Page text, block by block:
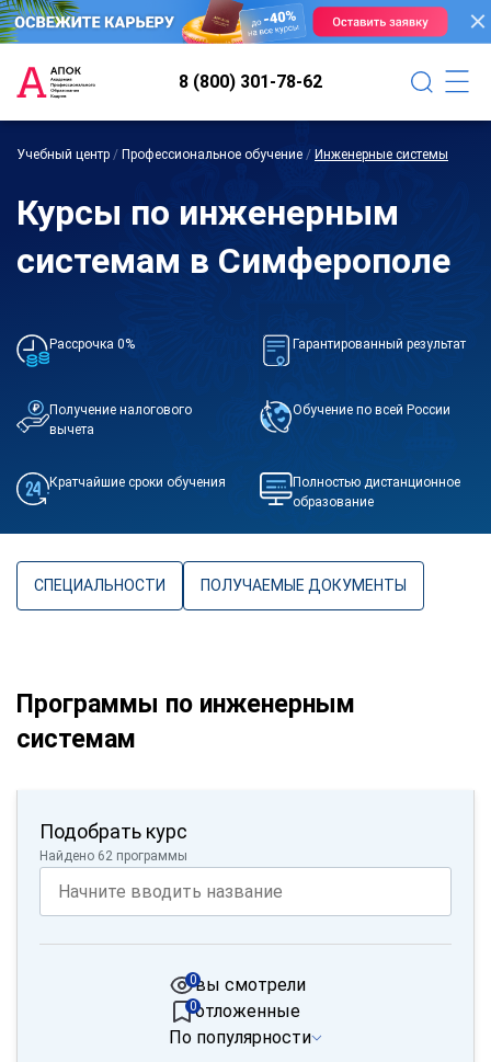
8 (800) 301-78-62
Учебный центр / Профессиональное обучение / Инженерные системы
Курсы по инженерным
системам в Симферополе
Рассрочка 0% Гарантированный результат
Получение налогового
вычета
Обучение по всей России
Кратчайшие сроки обучения
Полностью дистанционное
образование
СПЕЦИАЛЬНОСТИ ПОЛУЧАЕМЫЕ ДОКУМЕНТЫ
Программы по инженерным
системам
Подобрать курс
Найдено 62 программы
вы смотрели
0
отложенные
0
По популярности